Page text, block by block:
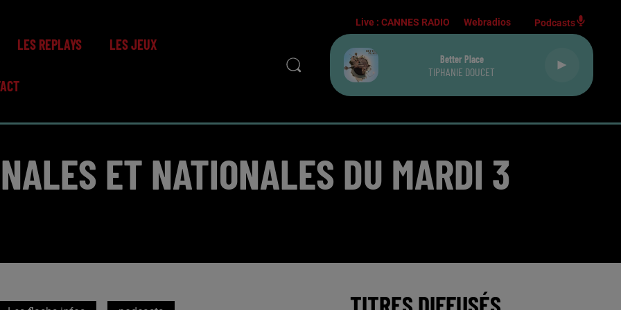
LES REPLAYS LES JEUX
Live :CANNES RADIO Webradios Podcasts
Better Place
TIPHANIE DOUCET
ET NATIONALES DU MARDI 3